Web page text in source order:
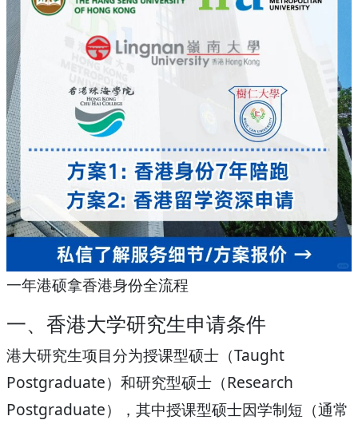
一年港硕拿香港身份全流程
一、香港大学研究生申请条件
港大研究生项目分为授课型硕士（Taught
Postgraduate）和研究型硕士（Research
Postgraduate），其中授课型硕士因学制短（通常